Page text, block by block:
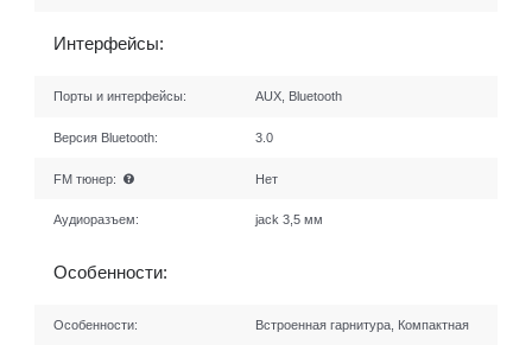
Интерфейсы:
Порты и интерфейсы: AUX, Bluetooth
Версия Bluetooth: 3.0
FM тюнер: Нет
Аудиоразъем: jack 3,5 мм
Особенности:
Особенности: Встроенная гарнитура, Компактная